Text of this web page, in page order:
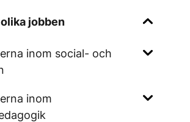
jobben
inom social- och
inom